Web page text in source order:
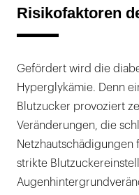
Risikofaktoren
Gefördert wird die
Hyperglykämie. Denn
Blutzucker provoziert
Veränderungen, die
Netzhautschädigungen
strikte